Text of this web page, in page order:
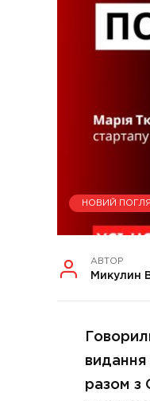
НОВИЙ
АВТОР
Микулин
видання
разом з